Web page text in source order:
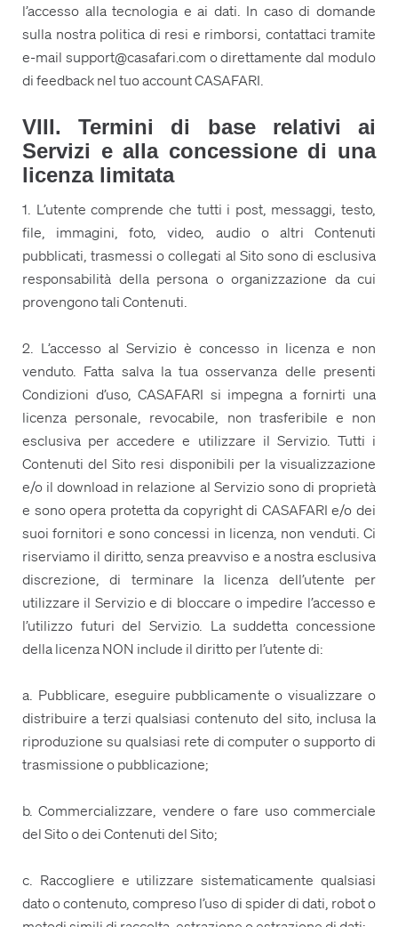
l’accesso alla tecnologia e ai dati. In caso di domande
sulla nostra politica di resi e rimborsi, contattaci tramite
e-mail support@casafari.com o direttamente dal modulo
di feedback nel tuo account CASAFARI.
VIII. Termini di base relativi ai
Servizi e alla concessione di una
licenza limitata
1. L’utente comprende che tutti i post, messaggi, testo,
file, immagini, foto, video, audio o altri Contenuti
pubblicati, trasmessi o collegati al Sito sono di esclusiva
responsabilità della persona o organizzazione da cui
provengono tali Contenuti.
2. L’accesso al Servizio è concesso in licenza e non
venduto. Fatta salva la tua osservanza delle presenti
Condizioni d’uso, CASAFARI si impegna a fornirti una
licenza personale, revocabile, non trasferibile e non
esclusiva per accedere e utilizzare il Servizio. Tutti i
Contenuti del Sito resi disponibili per la visualizzazione
e/o il download in relazione al Servizio sono di proprietà
e sono opera protetta da copyright di CASAFARI e/o dei
suoi fornitori e sono concessi in licenza, non venduti. Ci
riserviamo il diritto, senza preavviso e a nostra esclusiva
discrezione, di terminare la licenza dell’utente per
utilizzare il Servizio e di bloccare o impedire l’accesso e
l’utilizzo futuri del Servizio. La suddetta concessione
della licenza NON include il diritto per l’utente di:
a. Pubblicare, eseguire pubblicamente o visualizzare o
distribuire a terzi qualsiasi contenuto del sito, inclusa la
riproduzione su qualsiasi rete di computer o supporto di
trasmissione o pubblicazione;
b. Commercializzare, vendere o fare uso commerciale
del Sito o dei Contenuti del Sito;
c. Raccogliere e utilizzare sistematicamente qualsiasi
dato o contenuto, compreso l’uso di spider di dati, robot o